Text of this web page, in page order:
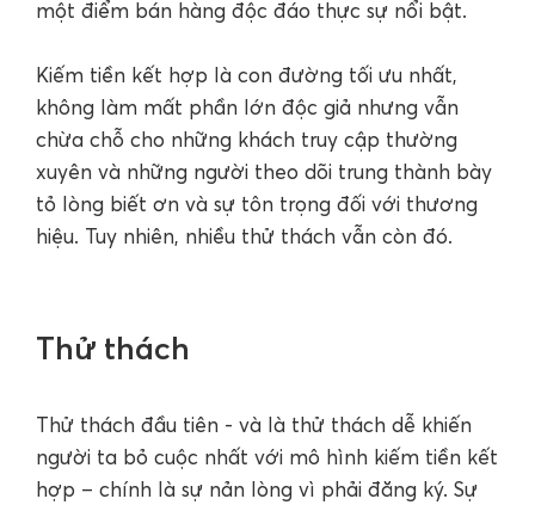
một điểm bán hàng độc đáo thực sự nổi bật.
Kiếm tiền kết hợp là con đường tối ưu nhất,
không làm mất phần lớn độc giả nhưng vẫn
chừa chỗ cho những khách truy cập thường
xuyên và những người theo dõi trung thành bày
tỏ lòng biết ơn và sự tôn trọng đối với thương
hiệu. Tuy nhiên, nhiều thử thách vẫn còn đó.
Thử thách
Thử thách đầu tiên - và là thử thách dễ khiến
người ta bỏ cuộc nhất với mô hình kiếm tiền kết
hợp – chính là sự nản lòng vì phải đăng ký. Sự